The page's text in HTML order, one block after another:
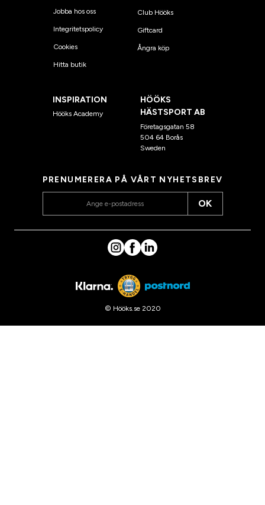
Jobba hos oss
Integritetspolicy
Cookies
Hitta butik
Club Hööks
Giftcard
Ångra köp
INSPIRATION
Hööks Academy
HÖÖKS
HÄSTSPORT AB
Företagsgatan 58
504 64 Borås
Sweden
PRENUMERERA PÅ VÅRT NYHETSBREV
OK
© Hööks.se 2020